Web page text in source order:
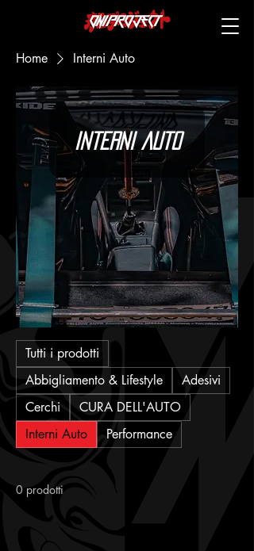
Home Interni Auto
Interni Auto
Tutti i prodotti
Abbigliamento & Lifestyle
Adesivi
Cerchi
CURA DELL'AUTO
Interni Auto
Performance
0 prodotti